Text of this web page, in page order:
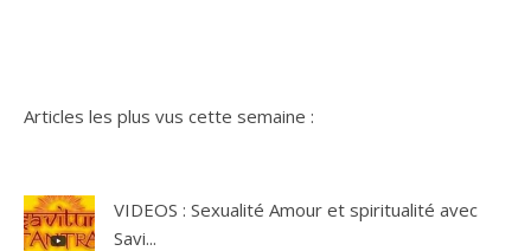
Articles les plus vus cette semaine :
VIDEOS : Sexualité Amour et spiritualité avec
Savi...